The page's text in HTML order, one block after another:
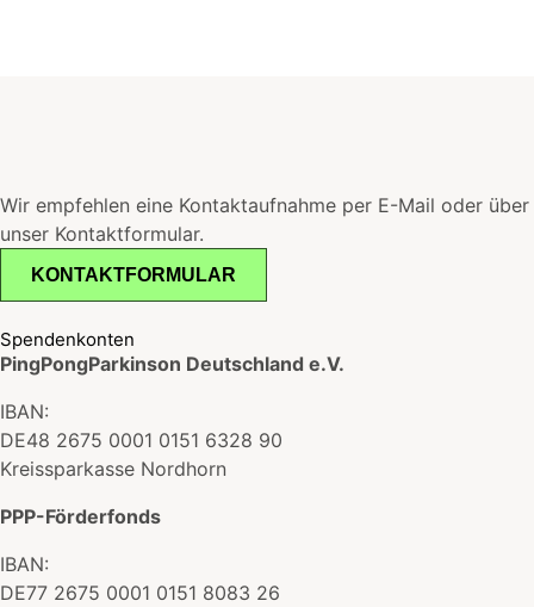
Wir empfehlen eine Kontaktaufnahme per E-Mail oder über
unser Kontaktformular.
KONTAKTFORMULAR
Spendenkonten
PingPongParkinson Deutschland e.V.
IBAN:
DE48 2675 0001 0151 6328 90
Kreissparkasse Nordhorn
PPP-Förderfonds
IBAN:
DE77 2675 0001 0151 8083 26